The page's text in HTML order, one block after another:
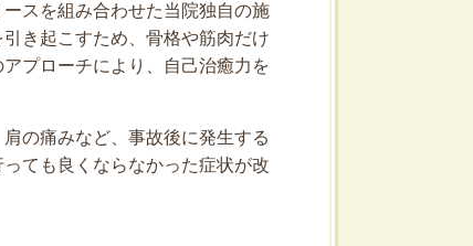
スを組み合わせた当院独自の施
き起こすため、骨格や筋肉だけ
プローチにより、自己治癒力を
の痛みなど、事故後に発生する
ても良くならなかった症状が改